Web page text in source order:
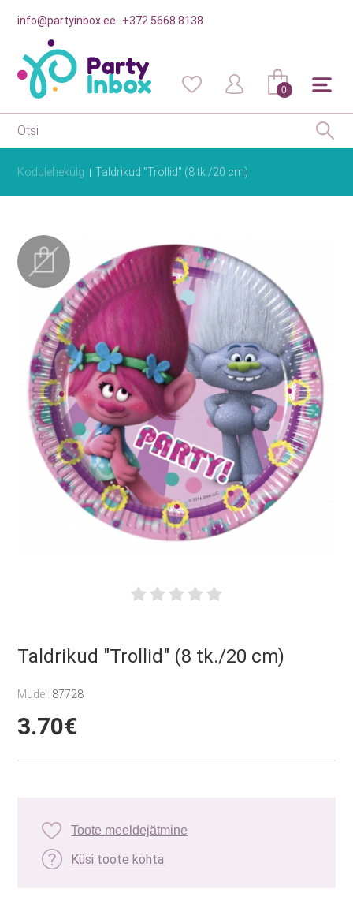
info@partyinbox.ee +372 5668 8138
0
Kodulehekülg Taldrikud "Trollid" (8 tk./20 cm)
Taldrikud "Trollid" (8 tk./20 cm)
Mudel: 87728
3.70€
Toote meeldejätmine
Küsi toote kohta